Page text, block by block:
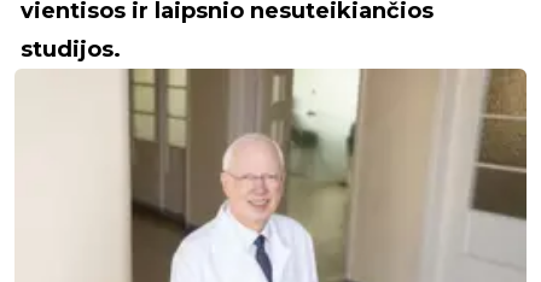
vientisos ir laipsnio nesuteikiančios
studijos.